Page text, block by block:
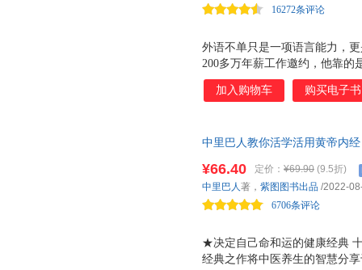
最动人的发现。 ◎打
外语不单只是一项语言能力，
200多万年薪工作邀约，他靠的
约，没有厉害的背景，我的强
国语言，找准 方法 就能事半
挑选真实生活场景的电影，听
过程中，重复播放各片段练习
（speaking），直到你开始反
和小白
16272条评论
加入购物车 购买电子书
中里巴人教你活学活用黄帝内
百病、调虚实”的智慧和方法；
的大穴护持之道；一生远离无
己的命和运。
★决定自己命和运的健康经典
经典之作将中医养生的智慧分
¥66.40 定价： ¥69.90 (9.5折)
6706条评论
中里巴人著， 紫图图书出品 /2022-